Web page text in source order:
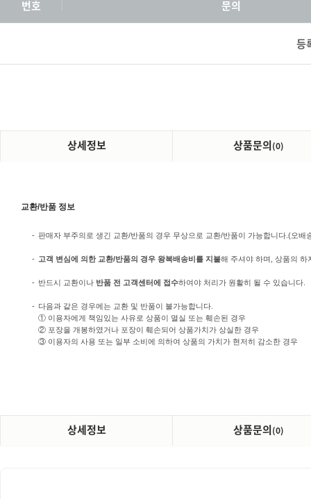
번호 문의
등
상세정보 상품문의(0)
교환/반품 정보
- 판매자 부주의로 생긴 교환/반품의 경우 무상으로 교환/반품이 가능합니다.(오
- 고객 변심에 의한 교환/반품의 경우 왕복배송비를 지불해 주셔야 하며, 상품의 하
- 반드시 교환이나 반품 전 고객센터에 접수하여야 처리가 원활히 될 수 있습니다.
- 다음과 같은 경우에는 교환 및 반품이 불가능합니다.
① 이용자에게 책임있는 사유로 상품이 멸실 또는 훼손된 경우
② 포장을 개봉하였거나 포장이 훼손되어 상품가치가 상실한 경우
③ 이용자의 사용 또는 일부 소비에 의하여 상품의 가치가 현저히 감소한 경우
상세정보 상품문의(0)